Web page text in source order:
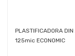
PLASTIFICADORA
125mic ECONOMIC